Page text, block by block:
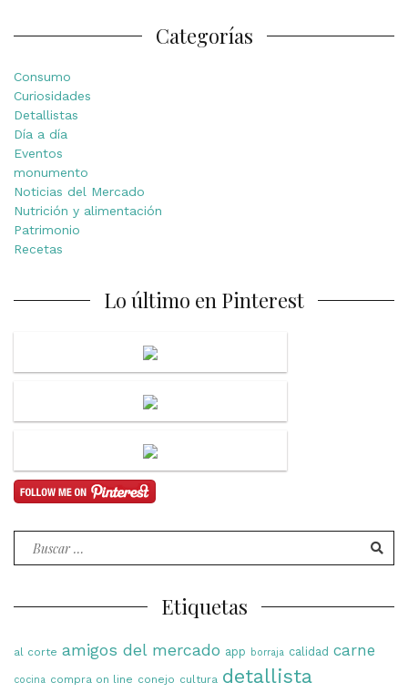
Categorías
Consumo
Curiosidades
Detallistas
Día a día
Eventos
monumento
Noticias del Mercado
Nutrición y alimentación
Patrimonio
Recetas
Lo último en Pinterest
Buscar
Etiquetas
al corte amigos del mercado app borraja calidad carne
cocina compra on line conejo cultura detallista